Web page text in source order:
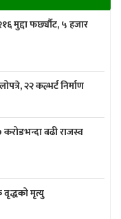
मुद्दा फर्छ्यौट, ५ हजार
२२ कल्भर्ट निर्माण
बढी राजस्व
वृद्धको मृत्यु